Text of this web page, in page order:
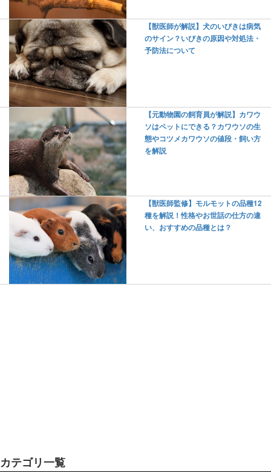
【獣医師が解説】犬のいびきは病気
のサイン？いびきの原因や対処法・
予防法について
【元動物園の飼育員が解説】カワウ
ソはペットにできる？カワウソの生
態やコツメカワウソの値段・飼い方
を解説
【獣医師監修】モルモットの品種12
種を解説！性格やお世話の仕方の違
い、おすすめの品種とは？
カテゴリ一覧